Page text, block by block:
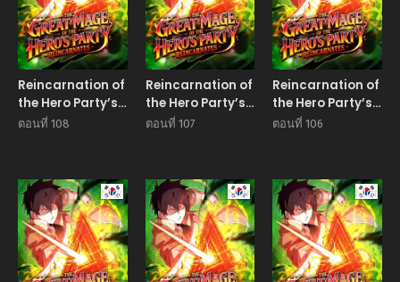
Reincarnation of
the Hero Party’s
Grand Mage
ตอนที่ 108
Reincarnation of
the Hero Party’s
Grand Mage
ตอนที่ 107
Reincarnation of
the Hero Party’s
Grand Mage
ตอนที่ 106
Manhwa Manhwa